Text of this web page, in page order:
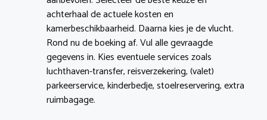
achterhaal de actuele kosten en
kamerbeschikbaarheid. Daarna kies je de vlucht.
Rond nu de boeking af. Vul alle gevraagde
gegevens in. Kies eventuele services zoals
luchthaven-transfer, reisverzekering, (valet)
parkeerservice, kinderbedje, stoelreservering, extra
ruimbagage.